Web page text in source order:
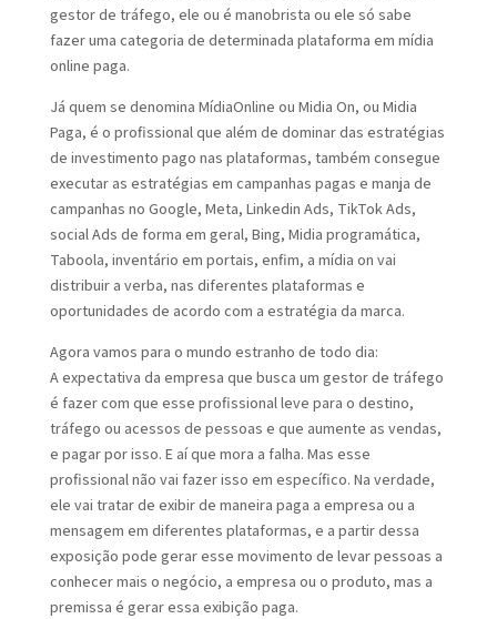
gestor de tráfego, ele ou é manobrista ou ele só sabe
fazer uma categoria de determinada plataforma em mídia
online paga.
Já quem se denomina MídiaOnline ou Midia On, ou Midia
Paga, é o profissional que além de dominar das estratégias
de investimento pago nas plataformas, também consegue
executar as estratégias em campanhas pagas e manja de
campanhas no Google, Meta, Linkedin Ads, TikTok Ads,
social Ads de forma em geral, Bing, Midia programática,
Taboola, inventário em portais, enfim, a mídia on vai
distribuir a verba, nas diferentes plataformas e
oportunidades de acordo com a estratégia da marca.
Agora vamos para o mundo estranho de todo dia:
A expectativa da empresa que busca um gestor de tráfego
é fazer com que esse profissional leve para o destino,
tráfego ou acessos de pessoas e que aumente as vendas,
e pagar por isso. E aí que mora a falha. Mas esse
profissional não vai fazer isso em específico. Na verdade,
ele vai tratar de exibir de maneira paga a empresa ou a
mensagem em diferentes plataformas, e a partir dessa
exposição pode gerar esse movimento de levar pessoas a
conhecer mais o negócio, a empresa ou o produto, mas a
premissa é gerar essa exibição paga.